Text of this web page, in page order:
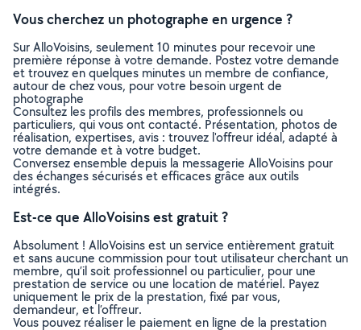
Vous cherchez un photographe en urgence ?
Sur AlloVoisins, seulement 10 minutes pour recevoir une
première réponse à votre demande. Postez votre demande
et trouvez en quelques minutes un membre de confiance,
autour de chez vous, pour votre besoin urgent de
photographe
Consultez les profils des membres, professionnels ou
particuliers, qui vous ont contacté. Présentation, photos de
réalisation, expertises, avis : trouvez l'offreur idéal, adapté à
votre demande et à votre budget.
Conversez ensemble depuis la messagerie AlloVoisins pour
des échanges sécurisés et efficaces grâce aux outils
intégrés.
Est-ce que AlloVoisins est gratuit ?
Absolument ! AlloVoisins est un service entièrement gratuit
et sans aucune commission pour tout utilisateur cherchant un
membre, qu’il soit professionnel ou particulier, pour une
prestation de service ou une location de matériel. Payez
uniquement le prix de la prestation, fixé par vous,
demandeur, et l’offreur.
Vous pouvez réaliser le paiement en ligne de la prestation